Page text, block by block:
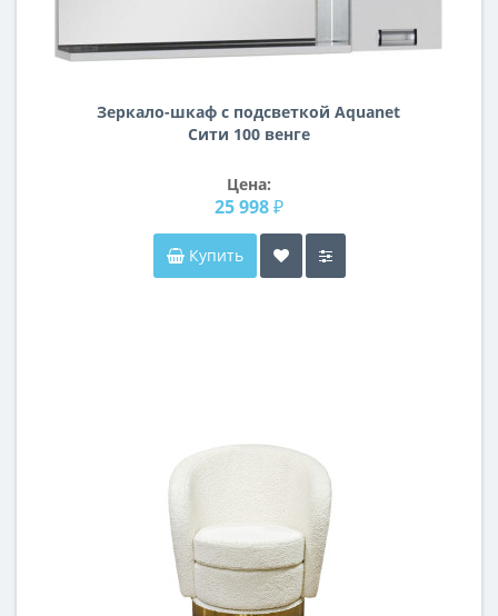
Зеркало-шкаф с подсветкой Aquanet
Сити 100 венге
Цена:
25 998 ₽
Купить